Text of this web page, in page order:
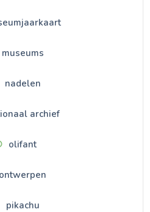
museums
nadelen
archief
olifant
ontwerpen
pikachu